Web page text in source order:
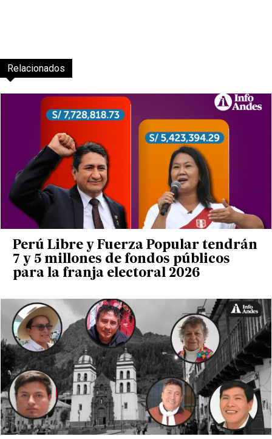
Relacionados
Perú Libre y Fuerza Popular tendrán
7 y 5 millones de fondos públicos
para la franja electoral 2026